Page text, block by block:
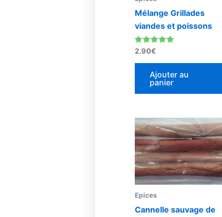
Mélange Grillades
viandes et poissons
Note
4.76
sur 5
2.90€
Ajouter au
panier
Epices
Cannelle sauvage de